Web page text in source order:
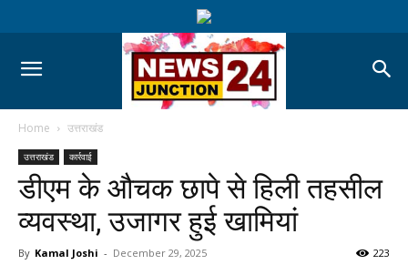
Home उत्तराखंड
उत्तराखंड कार्रवाई
डीएम के औचक छापे से हिली तहसील
व्यवस्था, उजागर हुई खामियां
By Kamal Joshi - December 29, 2025 223